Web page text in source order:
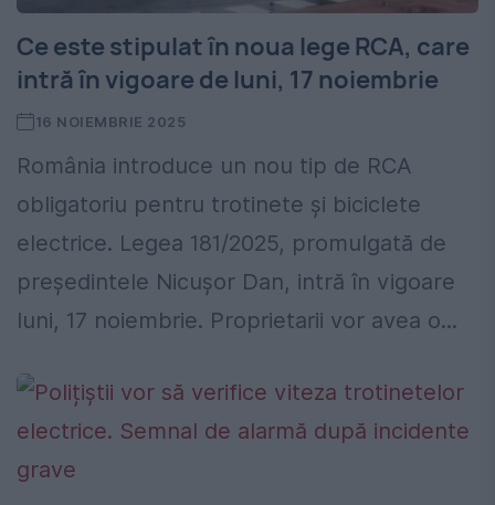
Ce este stipulat în noua lege RCA, care
intră în vigoare de luni, 17 noiembrie
16 NOIEMBRIE 2025
România introduce un nou tip de RCA
obligatoriu pentru trotinete și biciclete
electrice. Legea 181/2025, promulgată de
președintele Nicușor Dan, intră în vigoare
luni, 17 noiembrie. Proprietarii vor avea o...